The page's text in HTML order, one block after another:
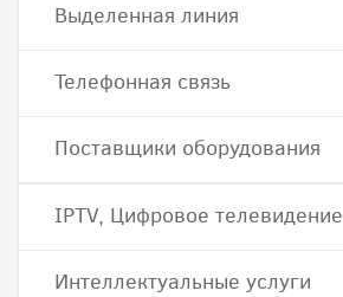
Выделенная линия
Телефонная связь
Поставщики оборудования
IPTV, Цифровое телевидение
Интеллектуальные услуги